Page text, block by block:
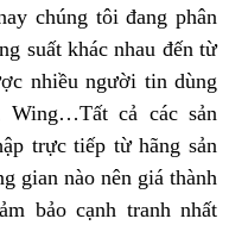
chúng tôi đang phân
suất khác nhau đến từ
nhiều người tin dùng
Wing…Tất cả các sản
trực tiếp từ hãng sản
gian nào nên giá thành
bảo cạnh tranh nhất